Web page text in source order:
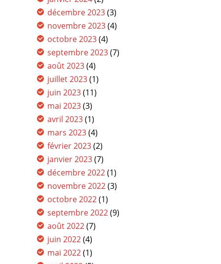
décembre 2023(3)
novembre 2023(4)
octobre 2023(4)
septembre 2023(7)
août 2023(4)
juillet 2023(1)
juin 2023(11)
mai 2023(3)
avril 2023(1)
mars 2023(4)
février 2023(2)
janvier 2023(7)
décembre 2022(1)
novembre 2022(3)
octobre 2022(1)
septembre 2022(9)
août 2022(7)
juin 2022(4)
mai 2022(1)